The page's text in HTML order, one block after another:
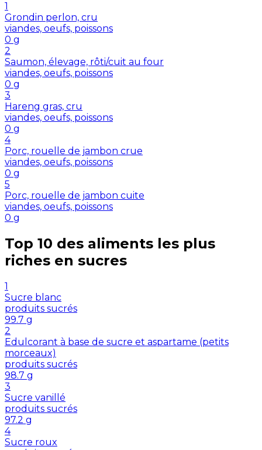
1
Grondin perlon, cru
viandes, oeufs, poissons
0 g
2
Saumon, élevage, rôti/cuit au four
viandes, oeufs, poissons
0 g
3
Hareng gras, cru
viandes, oeufs, poissons
0 g
4
Porc, rouelle de jambon crue
viandes, oeufs, poissons
0 g
5
Porc, rouelle de jambon cuite
viandes, oeufs, poissons
0 g
Top 10 des aliments les plus
riches en sucres
1
Sucre blanc
produits sucrés
99.7 g
2
Edulcorant à base de sucre et aspartame (petits
morceaux)
produits sucrés
98.7 g
3
Sucre vanillé
produits sucrés
97.2 g
4
Sucre roux